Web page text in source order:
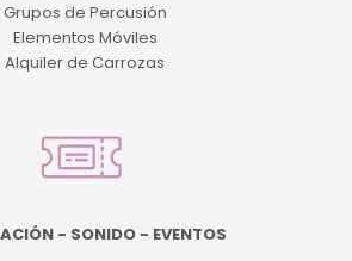
Grupos de Percusión
Elementos Móviles
Alquiler de Carrozas
- SONIDO - EVENTOS